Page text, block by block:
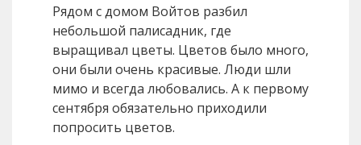
Рядом с домом Войтов разбил
небольшой палисадник, где
выращивал цветы. Цветов было много,
они были очень красивые. Люди шли
мимо и всегда любовались. А к первому
сентября обязательно приходили
попросить цветов.